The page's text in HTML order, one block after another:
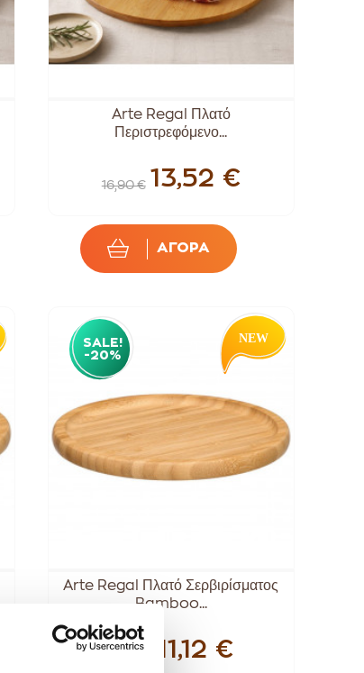
Arte Regal Πλατό
Περιστρεφόμενο...
16,90 € 13,52 €
ΑΓΟΡΑ
SALE!
-20%
Arte Regal Πλατό Σερβιρίσματος
Bamboo...
11,12 €